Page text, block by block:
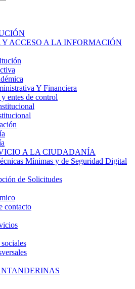
ACCESO A LA INFORMACIÓN
Y Financiera
entes de control
A LA CIUDADANÍA
Mínimas y de Seguridad Digital
de Solicitudes
contacto